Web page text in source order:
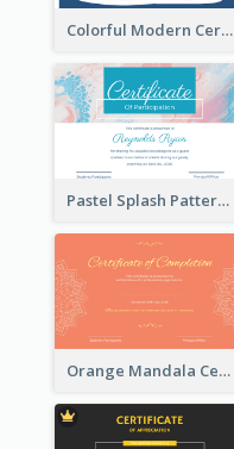
Colorful Modern Certificate Design For Student
Pastel Splash Pattern Certificate Design For Participation
Orange Mandala Certificate Of Completion